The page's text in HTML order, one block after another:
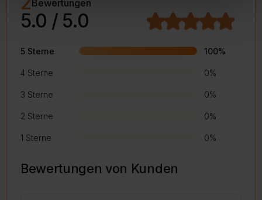
Bewertungen
5.0 / 5.0
5 Sterne 100%
4 Sterne 0%
3 Sterne 0%
2 Sterne 0%
1 Sterne 0%
Bewertungen von Kunden